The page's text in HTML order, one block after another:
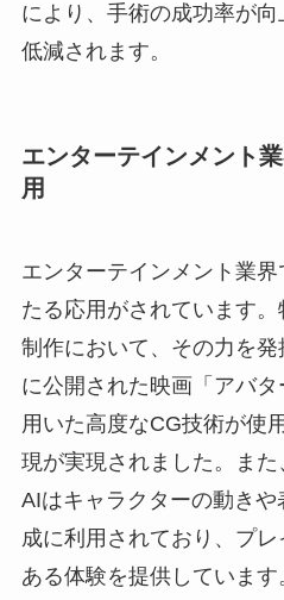
により、手術の成功率が
低減されます。
エンターテインメント
用
エンターテインメント業
たる応用がされています
制作において、その力を
に公開された映画「アバ
用いた高度なCG技術が使
現が実現されました。ま
AIはキャラクターの動き
成に利用されており、プ
ある体験を提供していま